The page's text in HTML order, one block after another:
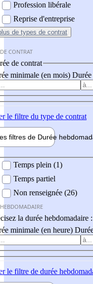
Profession libérale
Reprise d'entreprise
de types de contrat
CONTRAT
de contrat
minimale (en mois)
le filtre du type de contrat
filtres de Durée hebdo
Temps plein (1)
Temps partiel
Non renseignée (26)
la durée hebdomadaire :
minimale (en heure)
le filtre de durée